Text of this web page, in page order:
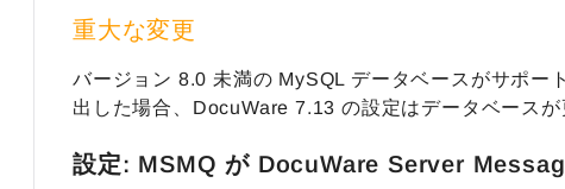
重大な変更
バージョン 8.0 未満の MySQL データベースがサポー
出した場合、DocuWare 7.13 の設定はデータベースが
設定: MSMQ が DocuWare Server